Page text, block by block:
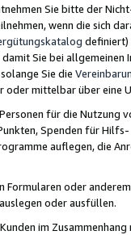
Sie bitte der
wenn die sich
definiert)
Sie bei
Sie die
oder mittelbar über eine
für die Nutzung
Spenden für
auflegen, die
oder
oder ausfüllen.
im